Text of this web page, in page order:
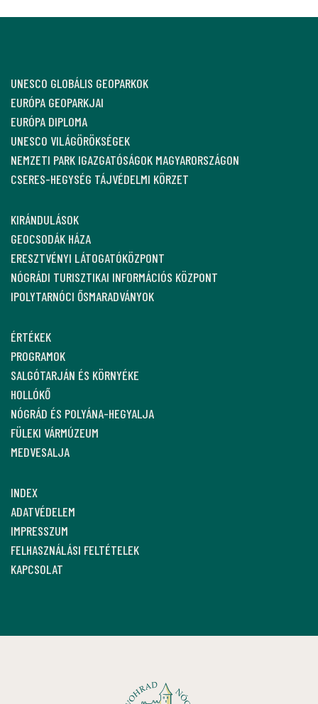
UNESCO GLOBÁLIS GEOPARKOK
EURÓPA GEOPARKJAI
EURÓPA DIPLOMA
UNESCO VILÁGÖRÖKSÉGEK
NEMZETI PARK IGAZGATÓSÁGOK MAGYARORSZÁGON
CSERES-HEGYSÉG TÁJVÉDELMI KÖRZET
KIRÁNDULÁSOK
GEOCSODÁK HÁZA
ERESZTVÉNYI LÁTOGATÓKÖZPONT
NÓGRÁDI TURISZTIKAI INFORMÁCIÓS KÖZPONT
IPOLYTARNÓCI ŐSMARADVÁNYOK
ÉRTÉKEK
PROGRAMOK
SALGÓTARJÁN ÉS KÖRNYÉKE
HOLLÓKŐ
NÓGRÁD ÉS POLYÁNA-HEGYALJA
FÜLEKI VÁRMÚZEUM
MEDVESALJA
INDEX
ADATVÉDELEM
IMPRESSZUM
FELHASZNÁLÁSI FELTÉTELEK
KAPCSOLAT